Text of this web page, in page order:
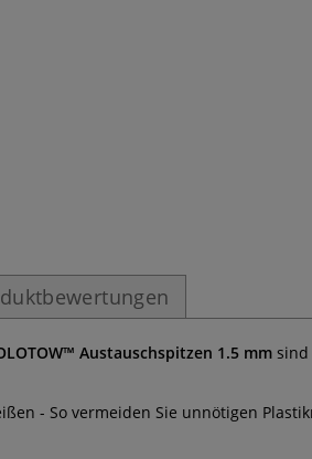
Austauschspitzen 1.5 mm
- So vermeiden Sie unnötigen